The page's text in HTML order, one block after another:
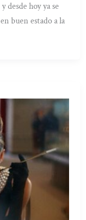
desde hoy ya se
buen estado a la